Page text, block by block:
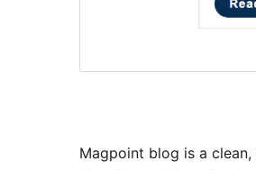
Magpoint blog is a